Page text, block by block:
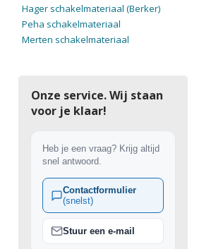
Hager schakelmateriaal (Berker)
Peha schakelmateriaal
Merten schakelmateriaal
Onze service. Wij staan
voor je klaar!
Heb je een vraag? Krijg altijd
snel antwoord.
Contactformulier
(snelst)
Stuur een e-mail